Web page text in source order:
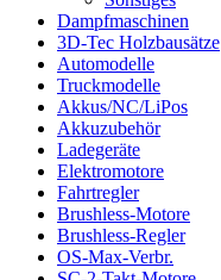
Dampfmaschinen
3D-Tec Holzbausätze
Automodelle
Truckmodelle
Akkus/NC/LiPos
Akkuzubehör
Ladegeräte
Elektromotore
Fahrtregler
Brushless-Motore
Brushless-Regler
OS-Max-Verbr.